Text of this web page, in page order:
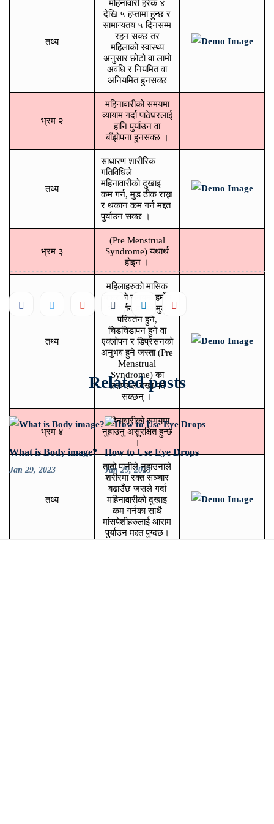
तथ्य
महिनावारी हरेक ४
देखि ५ हप्तामा हुन्छ र
सामान्यतय ५ दिनसम्म
रहन सक्छ तर
महिलाको स्वास्थ्य
अनुसार छोटो वा लामो
अवधि र नियमित वा
अनियमित हुनसक्छ
भ्रम २
महिनावारीको समयमा
व्यायाम गर्दा पाठेघरलाई
हानि पुर्याउन वा
बाँझोपना हुनसक्छ ।
तथ्य
साधारण शारीरिक
गतिविधिले
महिनावारीको दुखाइ
कम गर्न, मुड ठीक राख्न
र थकान कम गर्न मद्दत
पुर्याउन सक्छ ।
भ्रम ३
(Pre Menstrual
Syndrome) यथार्थ
होइन ।
तथ्य
महिलाहरुको मासिक
चक्रको समयमा हर्मोन
परिवर्तन हुनाले मुड
परिवर्तन हुने,
चिडचिडापन हुने वा
एक्लोपन र डिप्रेसनको
अनुभव हुने जस्ता (Pre
Menstrual
Syndrome) का
लक्षणहरू देखा पर्न
सक्छन् ।
भ्रम ४
महिनावारीको समयमा
नुहाउनु असुरक्षित हुन्छ
।
तथ्य
तातो पानीले नुहाउनाले
शरीरमा रक्त सञ्चार
बढाउँछ जसले गर्दा
महिनावारीको दुखाइ
कम गर्नका साथै
मांसपेशीहरुलाई आराम
पुर्याउन मद्दत पुग्दछ।
Related posts
What is Body image?
Jan 29, 2023
How to Use Eye Drops
Jan 29, 2023